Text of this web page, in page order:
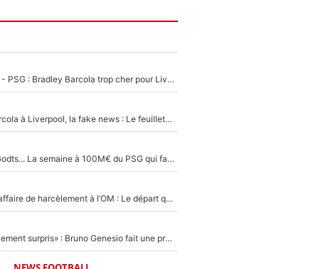
EXCLU - Mercato - PSG : Bradley Barcola trop cher pour Liverpool
PSG - Bradley Barcola à Liverpool, la fake news : Le feuilleton continue !
Akliouche, Mika Godts... La semaine à 100M€ du PSG qui fait basculer le mercato du PSG !
Climat toxique et affaire de harcèlement à l’OM : Le départ qui soulage le vestiaire de Bruno Genesio
«Très, très agréablement surpris» : Bruno Genesio fait une promesse pour la suite du mercato de l’OM et rassure les supporters